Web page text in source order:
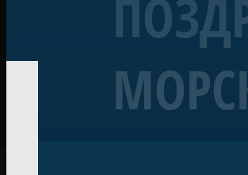
Корабль «Полтава»
Линейный 54-